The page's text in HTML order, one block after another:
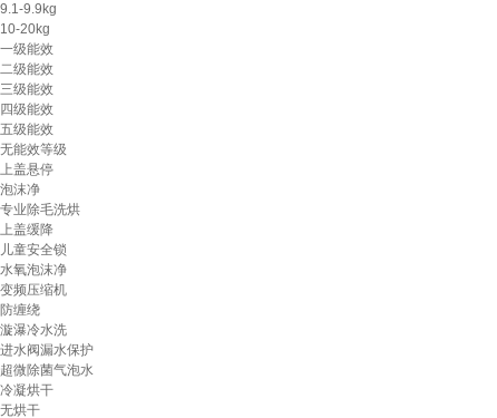
9.1-9.9kg
10-20kg
一级能效
二级能效
三级能效
四级能效
五级能效
无能效等级
上盖悬停
泡沫净
专业除毛洗烘
上盖缓降
儿童安全锁
水氧泡沫净
变频压缩机
防缠绕
漩瀑冷水洗
进水阀漏水保护
超微除菌气泡水
冷凝烘干
无烘干